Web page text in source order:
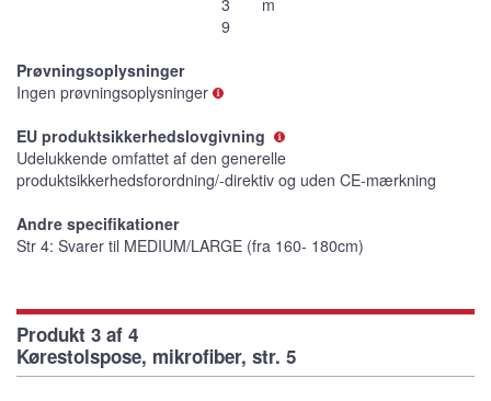
9
Prøvningsoplysninger
Ingen prøvningsoplysninger
EU produktsikkerhedslovgivning
Udelukkende omfattet af den generelle
produktsikkerhedsforordning/-direktiv og uden CE-mærkning
Andre specifikationer
Str 4: Svarer til MEDIUM/LARGE (fra 160- 180cm)
Produkt 3 af 4
Kørestolspose, mikrofiber, str. 5